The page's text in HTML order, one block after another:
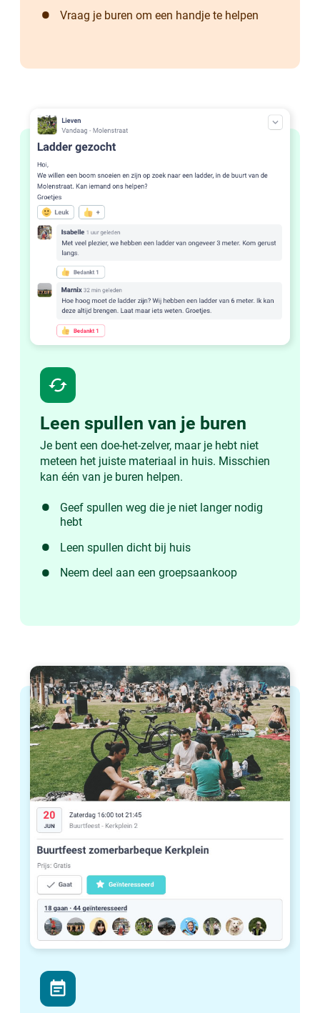
Vraag je buren om een handje te helpen
cached
Leen spullen van je buren
Je bent een doe-het-zelver, maar je hebt niet
meteen het juiste materiaal in huis. Misschien
kan één van je buren helpen.
Geef spullen weg die je niet langer nodig
hebt
Leen spullen dicht bij huis
Neem deel aan een groepsaankoop
event_note